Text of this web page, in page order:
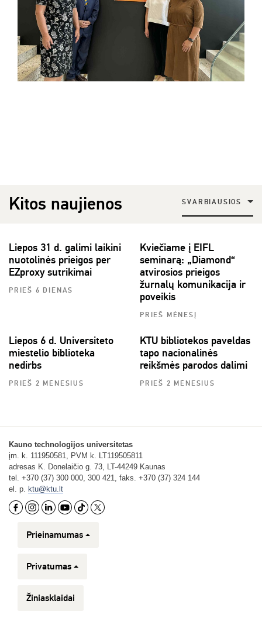
Kitos naujienos SVARBIAUSIOS
Liepos 31 d. galimi laikini
nuotolinės prieigos per
EZproxy sutrikimai
PRIEŠ 6 DIENAS
Kviečiame į EIFL
seminarą: „Diamond“
atvirosios prieigos
žurnalų komunikacija ir
poveikis
PRIEŠ MĖNESĮ
Liepos 6 d. Universiteto
miestelio biblioteka
nedirbs
PRIEŠ 2 MĖNESIUS
KTU bibliotekos paveldas
tapo nacionalinės
reikšmės parodos dalimi
PRIEŠ 2 MĖNESIUS
Kauno technologijos universitetas
įm. k. 111950581, PVM k. LT119505811
adresas K. Donelaičio g. 73, LT-44249 Kaunas
tel. +370 (37) 300 000, 300 421, faks. +370 (37) 324 144
el. p. ktu@ktu.lt
Prieinamumas
Privatumas
Žiniasklaidai